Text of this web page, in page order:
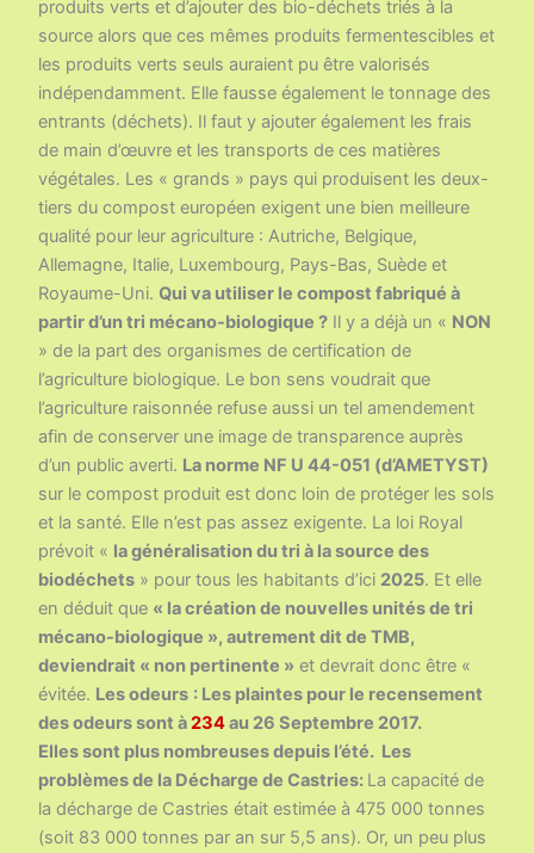
produits verts et d’ajouter des bio-déchets triés à la
source alors que ces mêmes produits fermentescibles et
les produits verts seuls auraient pu être valorisés
indépendamment. Elle fausse également le tonnage des
entrants (déchets). Il faut y ajouter également les frais
de main d’œuvre et les transports de ces matières
végétales. Les « grands » pays qui produisent les deux-
tiers du compost européen exigent une bien meilleure
qualité pour leur agriculture : Autriche, Belgique,
Allemagne, Italie, Luxembourg, Pays-Bas, Suède et
Royaume-Uni.Qui va utiliser le compost fabriqué à
partir d’un tri mécano-biologique ? Il y a déjà un « NON
» de la part des organismes de certification de
l’agriculture biologique. Le bon sens voudrait que
l’agriculture raisonnée refuse aussi un tel amendement
afin de conserver une image de transparence auprès
d’un public averti. La norme NF U 44-051 (d’AMETYST)
sur le compost produit est donc loin de protéger les sols
et la santé. Elle n’est pas assez exigente. La loi Royal
prévoit « la généralisation du tri à la source des
biodéchets » pour tous les habitants d’ici 2025. Et elle
en déduit que « la création de nouvelles unités de tri
mécano-biologique », autrement dit de TMB,
deviendrait « non pertinente » et devrait donc être «
évitée. Les odeurs : Les plaintes pour le recensement
des odeurs sont à234au 26 Septembre 2017.
Elles sont plus nombreuses depuis l’été. Les
problèmes de la Décharge de Castries: La capacité de
la décharge de Castries était estimée à 475 000 tonnes
(soit 83 000 tonnes par an sur 5,5 ans). Or, un peu plus